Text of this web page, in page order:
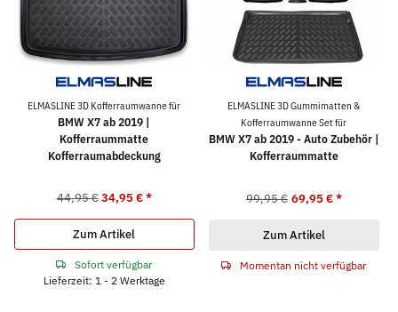
ELMASLINE 3D Kofferraumwanne für
BMW X7 ab 2019 |
Kofferraummatte
Kofferraumabdeckung
44,95 € 34,95 €*
Zum Artikel
Sofort verfügbar
Lieferzeit: 1 - 2 Werktage
ELMASLINE 3D Gummimatten &
Kofferraumwanne Set für
BMW X7 ab 2019 - Auto Zubehör |
Kofferraummatte
99,95 € 69,95 €*
Zum Artikel
Momentan nicht verfügbar